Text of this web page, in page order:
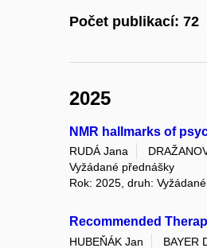
Počet publikací: 72
2025
NMR hallmarks of
RUDÁ Jana
Vyžádané přednášky
Rok: 2025, druh:
Recommended
HUBEŇÁK Jan BAYER